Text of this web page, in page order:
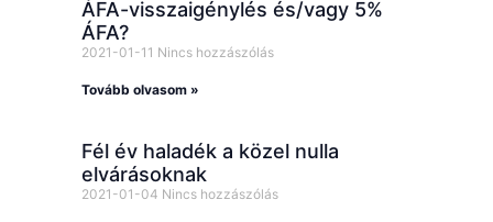
ÁFA-visszaigénylés és/vagy 5%
ÁFA?
2021-01-11 Nincs hozzászólás
Tovább olvasom »
Fél év haladék a közel nulla
elvárásoknak
2021-01-04 Nincs hozzászólás